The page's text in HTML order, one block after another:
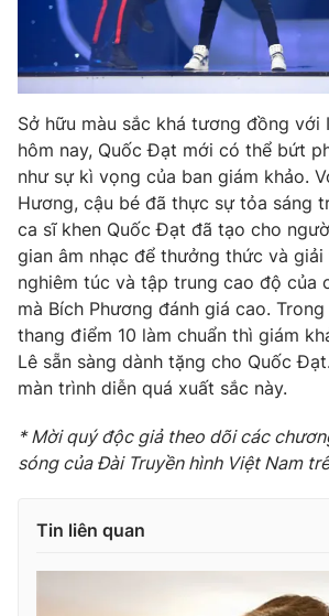
Ðiện thoại Thời báo VTV:
024.66 897 897
toasoan@vtv.vn
Liên hệ quảng cáo:024-7300.7108
® Cấm sao chép dưới mọi hình thức nếu
thông tin từ website này.
Sở hữu màu sắc khá tương đồng với
hôm nay, Quốc Đạt mới có thể bứt
như sự kì vọng của ban giám khảo.
Hương, cậu bé đã thực sự tỏa sáng
ca sĩ khen Quốc Đạt đã tạo cho
gian âm nhạc để thưởng thức và
nghiêm túc và tập trung cao độ của
mà Bích Phương đánh giá cao.
thang điểm 10 làm chuẩn thì giám
Lê sẵn sàng dành tặng cho Quốc
màn trình diễn quá xuất sắc này.
* Mời quý độc giả theo dõi các
sóng của Đài Truyền hình Việt Nam
Tin liên quan